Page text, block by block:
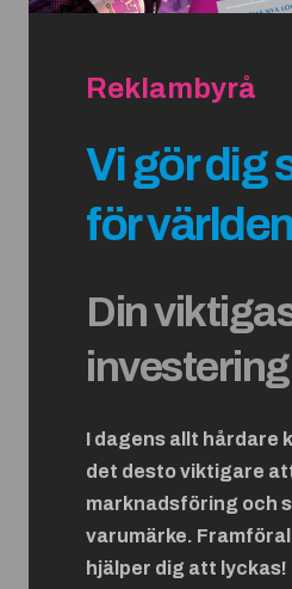
Reklambyrå
Vi gör dig
för världen
Din
investering
I dagens allt hårdare
det desto viktigare
marknadsföring och
varumärke.
hjälper dig att lyckas!